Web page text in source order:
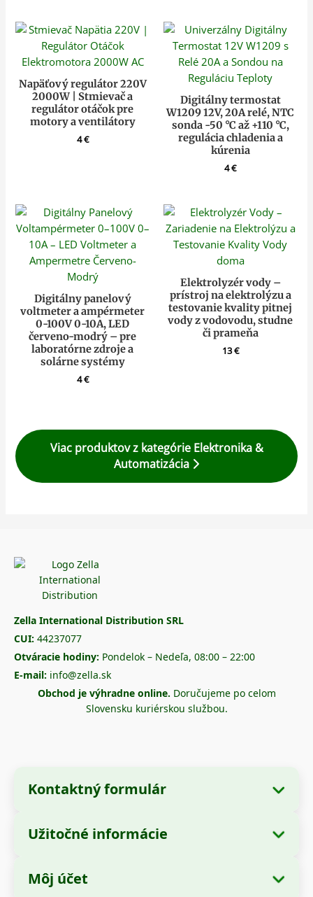
Napäťový regulátor 220V
2000W | Stmievač a
regulátor otáčok pre
motory a ventilátory
4€
Digitálny termostat
W1209 12V, 20A relé, NTC
sonda -50 °C až +110 °C,
regulácia chladenia a
kúrenia
4€
Digitálny panelový
voltmeter a ampérmeter
0-100V 0-10A, LED
červeno-modrý – pre
laboratórne zdroje a
solárne systémy
4€
Elektrolyzér vody –
prístroj na elektrolýzu a
testovanie kvality pitnej
vody z vodovodu, studne
či prameňa
13€
Viac produktov z kategórie Elektronika &
Automatizácia
Zella International Distribution SRL
CUI: 44237077
Otváracie hodiny: Pondelok – Nedeľa, 08:00 – 22:00
E-mail: info@zella.sk
Obchod je výhradne online. Doručujeme po celom
Slovensku kuriérskou službou.
Kontaktný formulár
Názov spoločnosti:
Distribution SRL
Užitočné informácie
Ako objednať?
Môj účet